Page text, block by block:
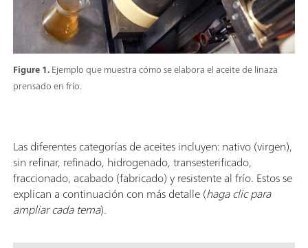
Figure 1.Ejemplo que muestra cómo se elabora el aceite de linaza
prensado en frío.
Las diferentes categorías de aceites incluyen: nativo (virgen),
sin refinar, refinado, hidrogenado, transesterificado,
fraccionado, acabado (fabricado) y resistente al frío. Estos se
explican a continuación con más detalle (haga clic para
ampliar cada tema).